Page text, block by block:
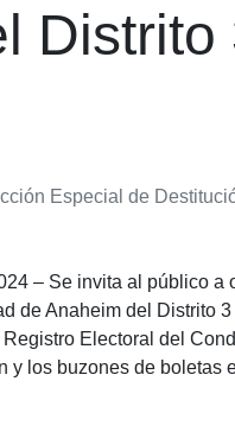
Especial de
– Se invita al público
de Anaheim del Distrito
Electoral del
y los buzones de